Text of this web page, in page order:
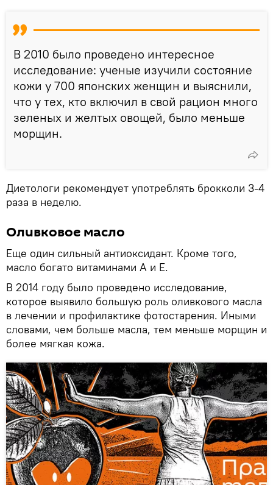
В 2010 было проведено интересное
исследование: ученые изучили состояние
кожи у 700 японских женщин и выяснили,
что у тех, кто включил в свой рацион много
зеленых и желтых овощей, было меньше
морщин.
Диетологи рекомендует употреблять брокколи 3-4
раза в неделю.
Оливковое масло
Еще один сильный антиоксидант. Кроме того,
масло богато витаминами А и Е.
В 2014 году было проведено исследование,
которое выявило большую роль оливкового масла
в лечении и профилактике фотостарения. Иными
словами, чем больше масла, тем меньше морщин и
более мягкая кожа.